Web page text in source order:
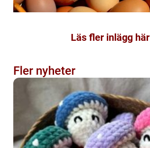
Läs fler inlägg här
Fler nyheter